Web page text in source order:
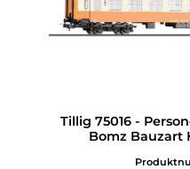
Tillig 75016 -
Bomz Bauzart